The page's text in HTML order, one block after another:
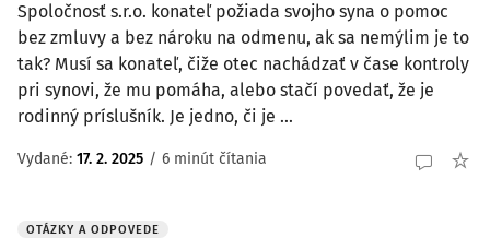
Spoločnosť s.r.o. konateľ požiada svojho syna o pomoc
bez zmluvy a bez nároku na odmenu, ak sa nemýlim je to
tak? Musí sa konateľ, čiže otec nachádzať v čase kontroly
pri synovi, že mu pomáha, alebo stačí povedať, že je
rodinný príslušník. Je jedno, či je ...
Vydané: 17. 2. 2025 / 6 minút čítania
OTÁZKY A ODPOVEDE